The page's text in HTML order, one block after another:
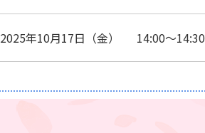
2025年10月17日（金） 14:00～14:30